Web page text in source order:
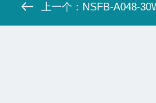
上一个： NSFB-A048-